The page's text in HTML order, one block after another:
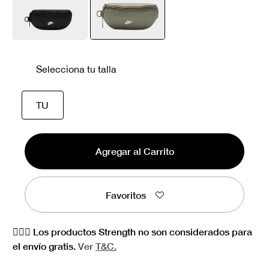
Selecciona tu talla
TU
Agregar al Carrito
Favoritos
🏋🏻‍♀️ Los productos Strength no son considerados para
el envío gratis. Ver T&C.